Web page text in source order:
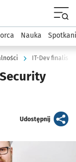
Strategia
Nauka
IT-Dev
Udostępnijartykuł